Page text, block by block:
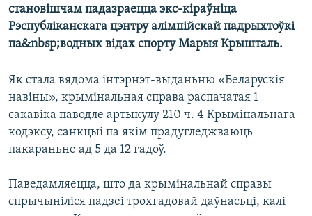
становішчам падазраецца экс-кіраўніца
Рэспубліканскага цэнтру алімпійскай падрыхтоўкі
па&nbsp;водных відах спорту Марыя Крышталь.
Як стала вядома інтэрнэт-выданьню «Беларускія
навіны», крымінальная справа распачатая 1
сакавіка паводле артыкулу 210 ч. 4 Крымінальнага
кодэксу, санкцыі па якім прадугледжваюць
пакараньне ад 5 да 12 гадоў.
Паведамляецца, што да крымінальнай справы
спрычыніліся падзеі трохгадовай даўнасьці, калі